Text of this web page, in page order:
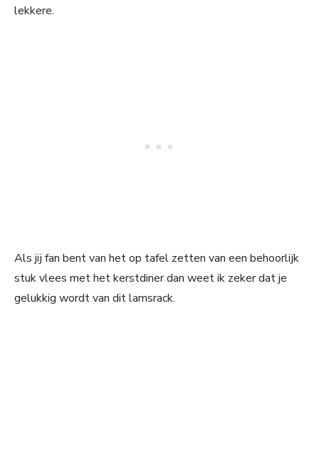
lekkere.
Als jij fan bent van het op tafel zetten van een behoorlijk
stuk vlees met het kerstdiner dan weet ik zeker dat je
gelukkig wordt van dit lamsrack.